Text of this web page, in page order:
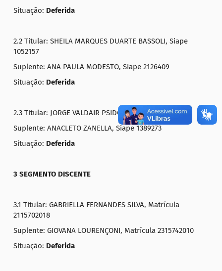
Situação: Deferida
2.2 Titular: SHEILA MARQUES DUARTE BASSOLI, Siape
1052157
Suplente: ANA PAULA MODESTO, Siape 2126409
Situação: Deferida
2.3 Titular: JORGE VALDAIR PSIDONIK, Siape 1764053
Suplente: ANACLETO ZANELLA, Siape 1389273
Situação: Deferida
3 SEGMENTO DISCENTE
3.1 Titular: GABRIELLA FERNANDES SILVA, Matrícula
2115702018
Suplente: GIOVANA LOURENÇONI, Matrícula 2315742010
Situação: Deferida